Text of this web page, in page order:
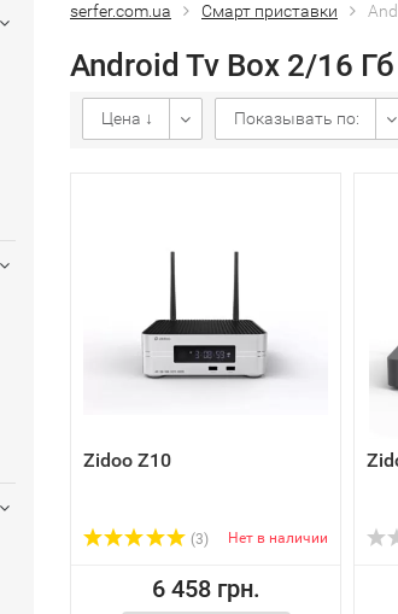
serfer.com.ua Смарт приставки
Android Tv Box 2/16 Гб
Цена ↓ Показывать по:
Zidoo Z10
(3) Нет в наличии
6 458 грн.